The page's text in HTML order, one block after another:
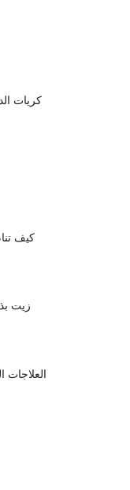
كريات
كيف
زيت
العلاجات